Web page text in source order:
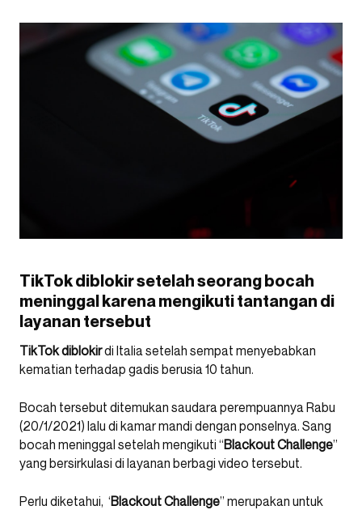
TikTok diblokir setelah seorang bocah
meninggal karena mengikuti tantangan di
layanan tersebut
TikTok diblokirdi Italia setelah sempat menyebabkan
kematian terhadap gadis berusia 10 tahun.
Bocah tersebut ditemukan saudara perempuannya Rabu
(20/1/2021) lalu di kamar mandi dengan ponselnya. Sang
bocah meninggal setelah mengikuti “Blackout Challenge”
yang bersirkulasi di layanan berbagi video tersebut.
Perlu diketahui, ‘Blackout Challenge” merupakan untuk